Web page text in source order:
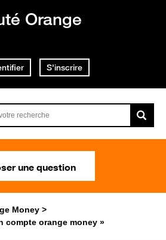
Orange
S'inscrire
une question
Money
compte orange money »